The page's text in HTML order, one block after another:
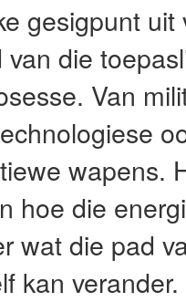
gesigpunt
die
Van
wapens.
hoe die
wat die pad
kan verander.